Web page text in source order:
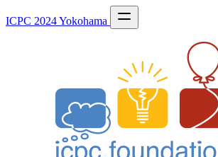
ICPC 2024 Yokohama